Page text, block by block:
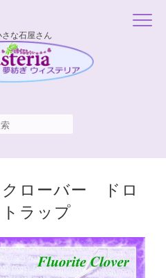
な石屋さん
ローバー ドロ
ラップ